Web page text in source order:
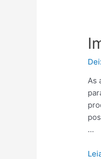
As
…